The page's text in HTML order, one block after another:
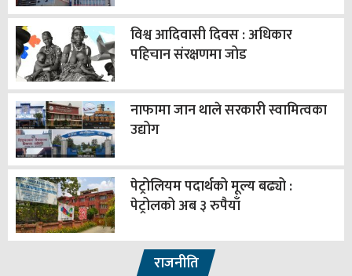
विश्व आदिवासी दिवस : अधिकार
पहिचान संरक्षणमा जोड
नाफामा जान थाले सरकारी स्वामित्वका
उद्योग
पेट्रोलियम पदार्थको मूल्य बढ्यो :
पेट्रोलको अब ३ रुपैयाँ
राजनीति